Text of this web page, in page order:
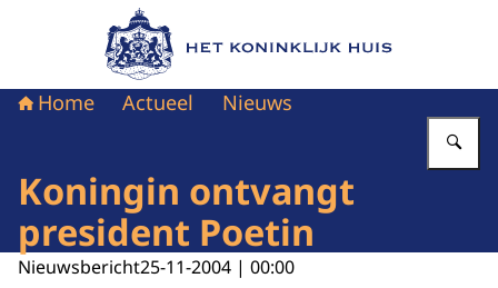
Naar de homepage van Het Koninklijk Huis
Home Actueel Nieuws
Koningin ontvangt
president Poetin
Nieuwsbericht25-11-2004 | 00:00